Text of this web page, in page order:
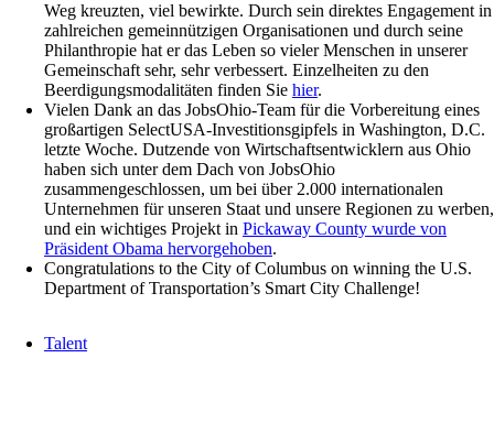
Weg kreuzten, viel bewirkte. Durch sein direktes Engagement in
zahlreichen gemeinnützigen Organisationen und durch seine
Philanthropie hat er das Leben so vieler Menschen in unserer
Gemeinschaft sehr, sehr verbessert. Einzelheiten zu den
Beerdigungsmodalitäten finden Sie hier.
Vielen Dank an das JobsOhio-Team für die Vorbereitung eines
großartigen SelectUSA-Investitionsgipfels in Washington, D.C.
letzte Woche. Dutzende von Wirtschaftsentwicklern aus Ohio
haben sich unter dem Dach von JobsOhio
zusammengeschlossen, um bei über 2.000 internationalen
Unternehmen für unseren Staat und unsere Regionen zu werben,
und ein wichtiges Projekt in Pickaway County wurde von
Präsident Obama hervorgehoben.
Congratulations to the City of Columbus on winning the U.S.
Department of Transportation’s Smart City Challenge!
Talent